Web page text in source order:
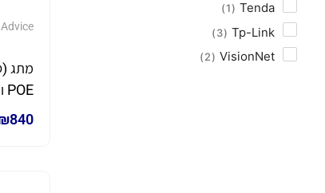
Advice
מבית Advice
840
Tenda
1
Tp-Link
3
VisionNet
2